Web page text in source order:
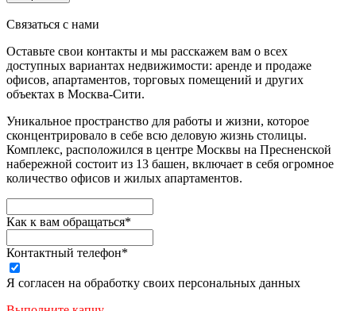
Связаться с нами
Оставьте свои контакты и мы расскажем вам о всех
доступных вариантах недвижимости: аренде и продаже
офисов, апартаментов, торговых помещений и других
объектах в Москва-Сити.
Уникальное пространство для работы и жизни, которое
сконцентрировало в себе всю деловую жизнь столицы.
Комплекс, расположился в центре Москвы на Пресненской
набережной состоит из 13 башен, включает в себя огромное
количество офисов и жилых апартаментов.
Как к вам обращаться*
Контактный телефон*
Я согласен на обработку своих персональных данных